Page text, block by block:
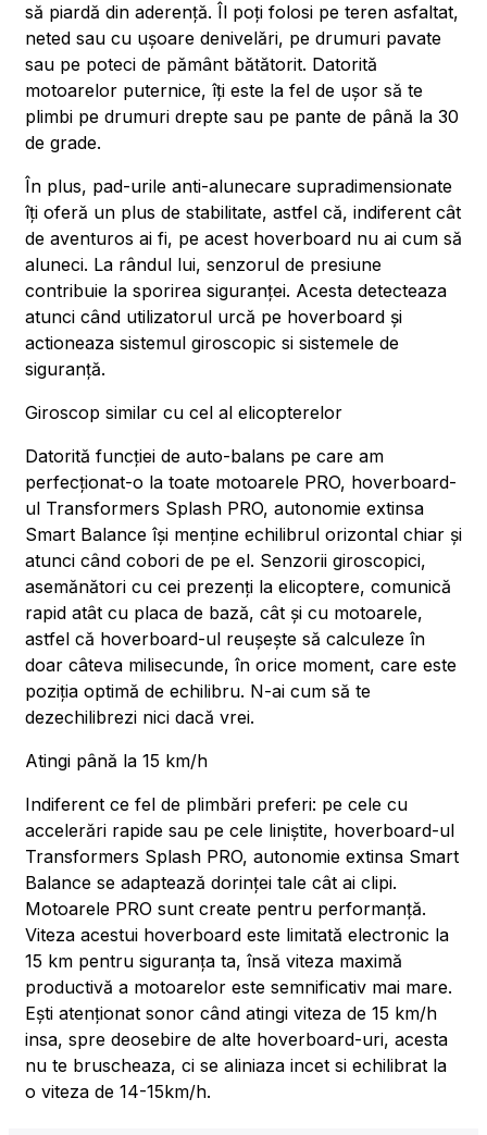
să piardă din aderență. Îl poți folosi pe teren asfaltat,
neted sau cu ușoare denivelări, pe drumuri pavate
sau pe poteci de pământ bătătorit. Datorită
motoarelor puternice, îți este la fel de ușor să te
plimbi pe drumuri drepte sau pe pante de până la 30
de grade.
În plus, pad-urile anti-alunecare supradimensionate
îți oferă un plus de stabilitate, astfel că, indiferent cât
de aventuros ai fi, pe acest hoverboard nu ai cum să
aluneci. La rândul lui, senzorul de presiune
contribuie la sporirea siguranței. Acesta detecteaza
atunci când utilizatorul urcă pe hoverboard și
actioneaza sistemul giroscopic si sistemele de
siguranță.
Giroscop similar cu cel al elicopterelor
Datorită funcției de auto-balans pe care am
perfecționat-o la toate motoarele PRO, hoverboard-
ul Transformers Splash PRO, autonomie extinsa
Smart Balance își menține echilibrul orizontal chiar și
atunci când cobori de pe el. Senzorii giroscopici,
asemănători cu cei prezenți la elicoptere, comunică
rapid atât cu placa de bază, cât și cu motoarele,
astfel că hoverboard-ul reușește să calculeze în
doar câteva milisecunde, în orice moment, care este
poziția optimă de echilibru. N-ai cum să te
dezechilibrezi nici dacă vrei.
Atingi până la 15 km/h
Indiferent ce fel de plimbări preferi: pe cele cu
accelerări rapide sau pe cele liniștite, hoverboard-ul
Transformers Splash PRO, autonomie extinsa Smart
Balance se adaptează dorinței tale cât ai clipi.
Motoarele PRO sunt create pentru performanță.
Viteza acestui hoverboard este limitată electronic la
15 km pentru siguranța ta, însă viteza maximă
productivă a motoarelor este semnificativ mai mare.
Ești atenționat sonor când atingi viteza de 15 km/h
insa, spre deosebire de alte hoverboard-uri, acesta
nu te bruscheaza, ci se aliniaza incet si echilibrat la
o viteza de 14-15km/h.